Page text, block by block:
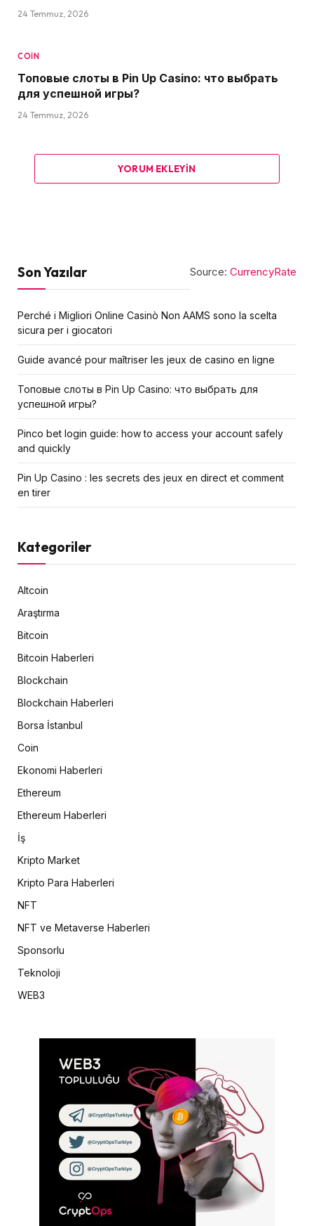
24 Temmuz, 2026
COIN
Топовые слоты в Pin Up Casino: что выбрать
для успешной игры?
24 Temmuz, 2026
YORUM EKLEYIN
Source: CurrencyRate
Son Yazılar
Perché i Migliori Online Casinò Non AAMS sono la scelta
sicura per i giocatori
Guide avancé pour maîtriser les jeux de casino en ligne
Топовые слоты в Pin Up Casino: что выбрать для
успешной игры?
Pinco bet login guide: how to access your account safely
and quickly
Pin Up Casino : les secrets des jeux en direct et comment
en tirer
Kategoriler
Altcoin
Araştırma
Bitcoin
Bitcoin Haberleri
Blockchain
Blockchain Haberleri
Borsa İstanbul
Coin
Ekonomi Haberleri
Ethereum
Ethereum Haberleri
İş
Kripto Market
Kripto Para Haberleri
NFT
NFT ve Metaverse Haberleri
Sponsorlu
Teknoloji
WEB3